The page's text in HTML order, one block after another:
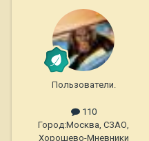
Пользователи.
110
Город:Москва, СЗАО,
Хорошево-Мневники